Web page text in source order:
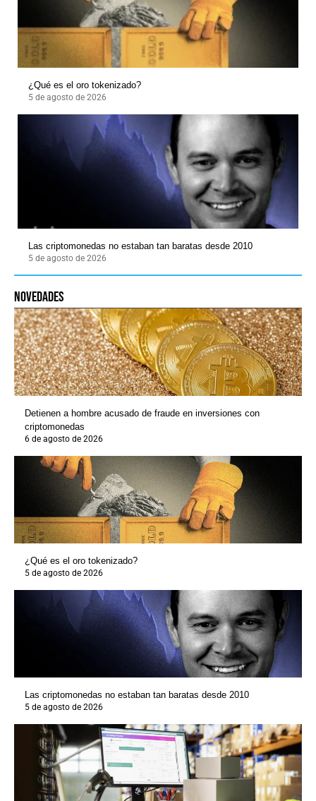
¿Qué es el oro tokenizado?
5 de agosto de 2026
Las criptomonedas no estaban tan baratas desde 2010
5 de agosto de 2026
novedades
Detienen a hombre acusado de fraude en inversiones con
criptomonedas
6 de agosto de 2026
¿Qué es el oro tokenizado?
5 de agosto de 2026
Las criptomonedas no estaban tan baratas desde 2010
5 de agosto de 2026